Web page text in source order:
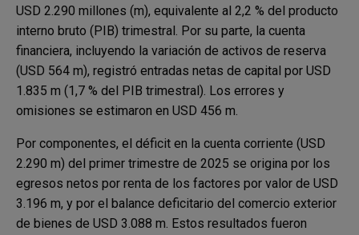
USD 2.290 millones (m), equivalente al 2,2 % del producto
interno bruto (PIB) trimestral. Por su parte, la cuenta
financiera, incluyendo la variación de activos de reserva
(USD 564 m), registró entradas netas de capital por USD
1.835 m (1,7 % del PIB trimestral). Los errores y
omisiones se estimaron en USD 456 m.
Por componentes, el déficit en la cuenta corriente (USD
2.290 m) del primer trimestre de 2025 se origina por los
egresos netos por renta de los factores por valor de USD
3.196 m, y por el balance deficitario del comercio exterior
de bienes de USD 3.088 m. Estos resultados fueron